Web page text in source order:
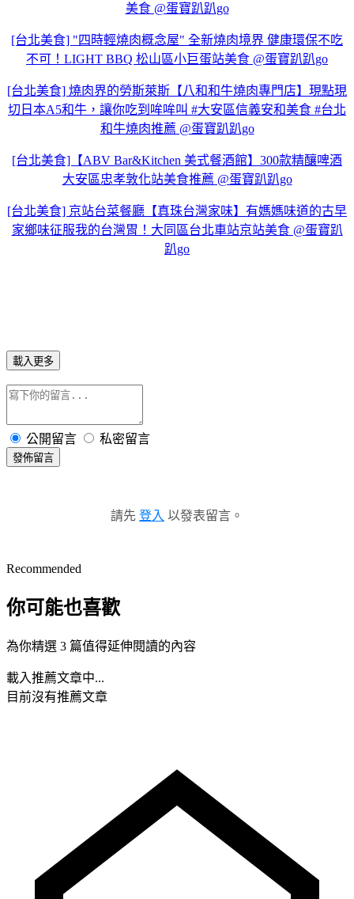
美食 @蛋寶趴趴go
[台北美食] "四時輕燒肉概念屋" 全新燒肉境界 健康環保不吃
不可！LIGHT BBQ 松山區小巨蛋站美食 @蛋寶趴趴go
[台北美食] 燒肉界的勞斯萊斯【八和和牛燒肉專門店】現點現
切日本A5和牛，讓你吃到哞哞叫 #大安區信義安和美食 #台北
和牛燒肉推薦 @蛋寶趴趴go
[台北美食]【ABV Bar&Kitchen 美式餐酒館】300款精釀啤酒
大安區忠孝敦化站美食推薦 @蛋寶趴趴go
[台北美食] 京站台菜餐廳【真珠台灣家味】有媽媽味道的古早
家鄉味征服我的台灣胃！大同區台北車站京站美食 @蛋寶趴
趴go
載入更多
公開留言 私密留言
發佈留言
請先 登入 以發表留言。
Recommended
你可能也喜歡
為你精選 3 篇值得延伸閱讀的內容
載入推薦文章中...
目前沒有推薦文章